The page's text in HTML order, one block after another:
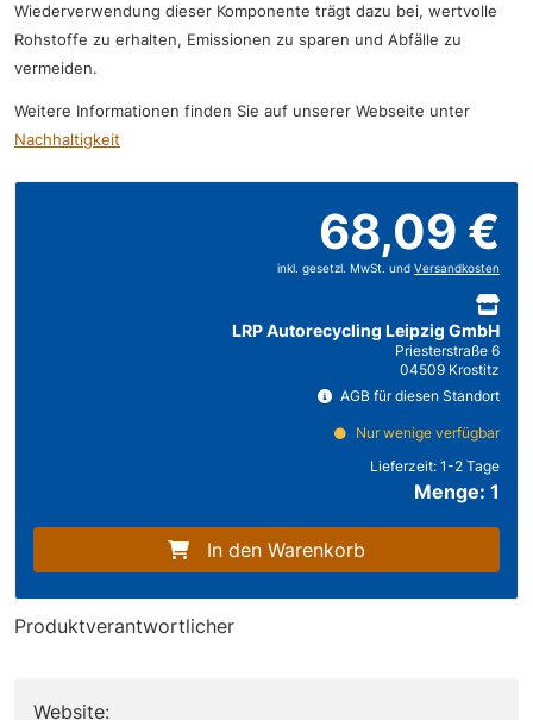
Wiederverwendung dieser Komponente trägt dazu bei, wertvolle
Rohstoffe zu erhalten, Emissionen zu sparen und Abfälle zu
vermeiden.
Weitere Informationen finden Sie auf unserer Webseite unter
Nachhaltigkeit
68,09 €
inkl. gesetzl. MwSt. und Versandkosten
LRP Autorecycling Leipzig GmbH
Priesterstraße 6
04509 Krostitz
AGB für diesen Standort
Nur wenige verfügbar
Lieferzeit: 1-2 Tage
Menge: 1
In den Warenkorb
Produktverantwortlicher
Website: